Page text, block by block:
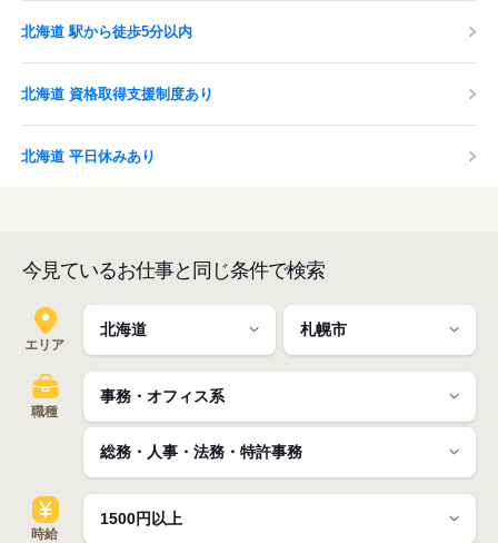
北海道 駅から徒歩5分以内
北海道 資格取得支援制度あり
北海道 平日休みあり
今見ているお仕事と同じ条件で検索
エリア
職種
時給